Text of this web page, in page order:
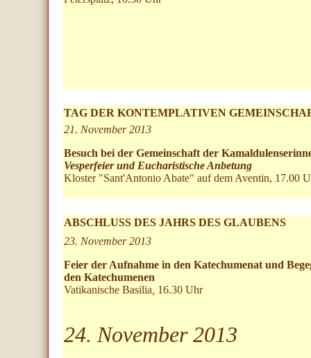
TAG DER KONTEMPLATIVEN
21. November 2013
Besuch bei der Gemeinschaft der
Vesperfeier und Eucharistische Anbetung
Kloster "Sant'Antonio Abate" auf dem Aventin, 17.00
ABSCHLUSS DES JAHRS DES GLAUBENS
23. November 2013
Feier der Aufnahme in den Katechumenat und
den Katechumenen
Vatikanische Basilia 16.30 Uhr
24. November 2013